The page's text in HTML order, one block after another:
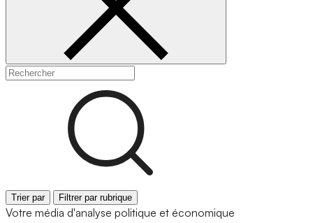
Trier par Filtrer par rubrique
Votre média d'analyse politique et économique